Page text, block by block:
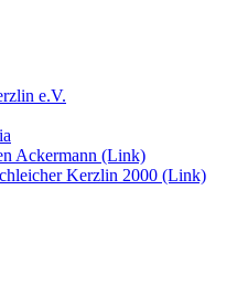
e.V.
Ackermann (Link)
Kerzlin 2000 (Link)